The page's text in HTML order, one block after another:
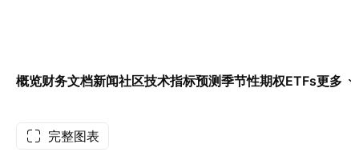
概览财务文档新闻社区技术指标预测季节性期权ETFs更多
完整图表